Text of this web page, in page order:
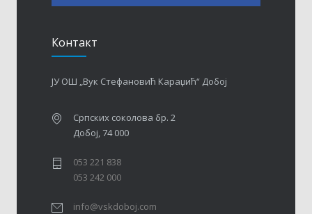
Контакт
ЈУ ОШ „Вук Стефановић Караџић“ Добој
Српских соколова бр. 2
Добој, 74 000
053 221 838
053 242 000
info@vskdoboj.com